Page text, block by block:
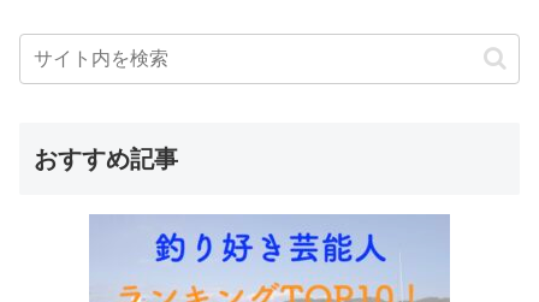
おすすめ記事